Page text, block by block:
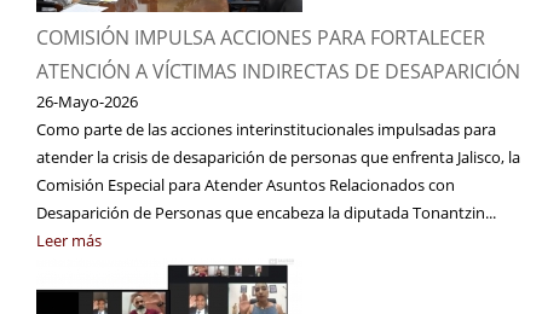
COMISIÓN IMPULSA ACCIONES PARA FORTALECER
ATENCIÓN A VÍCTIMAS INDIRECTAS DE DESAPARICIÓN
26-Mayo-2026
Como parte de las acciones interinstitucionales impulsadas para
atender la crisis de desaparición de personas que enfrenta Jalisco, la
Comisión Especial para Atender Asuntos Relacionados con
Desaparición de Personas que encabeza la diputada Tonantzin...
Leer más